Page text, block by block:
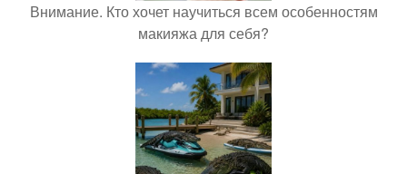
Внимание. Кто хочет научиться всем особенностям
макияжа для себя?